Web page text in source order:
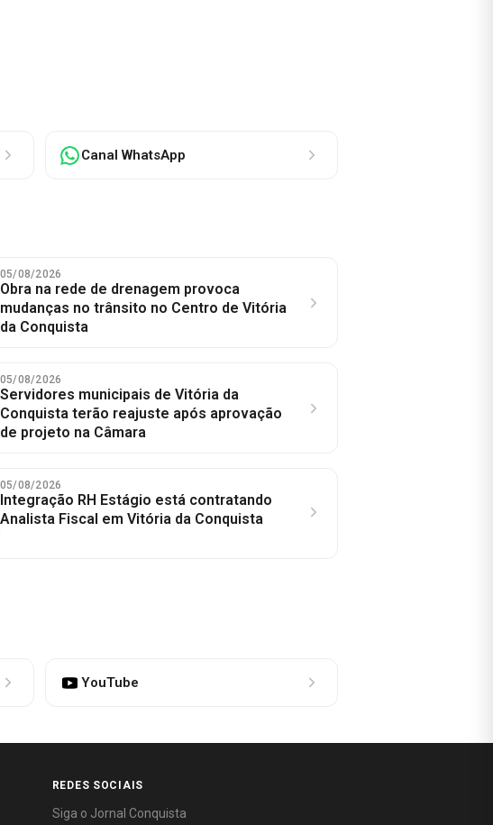
Canal WhatsApp
05/08/2026
Obra na rede de drenagem provoca
mudanças no trânsito no Centro de Vitória
da Conquista
05/08/2026
Servidores municipais de Vitória da
Conquista terão reajuste após aprovação
de projeto na Câmara
05/08/2026
Integração RH Estágio está contratando
Analista Fiscal em Vitória da Conquista
YouTube
REDES SOCIAIS
Siga o Jornal Conquista